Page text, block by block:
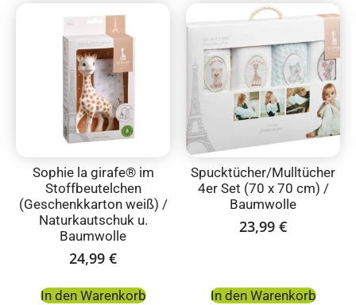
Sophie la girafe® im
Stoffbeutelchen
(Geschenkkarton weiß) /
Naturkautschuk u.
Baumwolle
24,99 €
In den Warenkorb
Spucktücher/Mulltücher
4er Set (70 x 70 cm) /
Baumwolle
23,99 €
In den Warenkorb